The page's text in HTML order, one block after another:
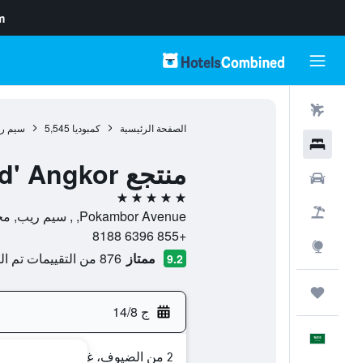
الصفحة الرئيسية كمبوديا 5,545 سيم
منتجع La Rivière d' Angkor
5 نجوم
Pokambor Avenue, , سيم ريب, محافظة سيم ريب, كمبوديا
+855 6396 8188
9.2 ممتاز 876 من التقييمات تم التحقق منها
ج 14/8
2 من الضيوف، غرفة واحدة